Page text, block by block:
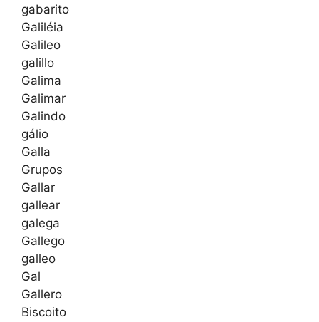
gabarito
Galiléia
Galileo
galillo
Galima
Galimar
Galindo
gálio
Galla
Grupos
Gallar
gallear
galega
Gallego
galleo
Gal
Gallero
Biscoito